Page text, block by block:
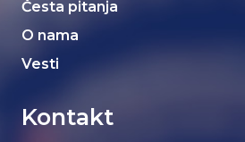
Česta pitanja
O nama
Vesti
Kontakt